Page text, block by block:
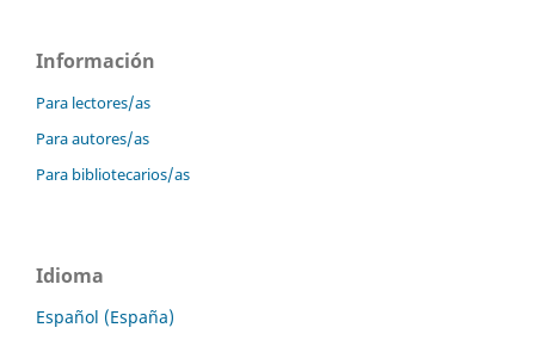
Información
Para lectores/as
Para autores/as
Para bibliotecarios/as
Idioma
Español (España)